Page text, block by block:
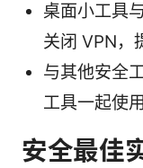
桌面小工具
关闭 VPN，
与其他安全
工具一起使
安全最佳